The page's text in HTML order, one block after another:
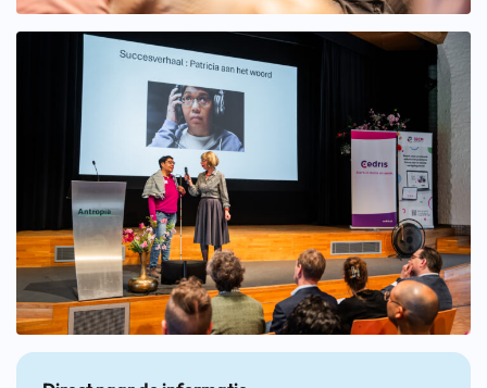
Bekijk afbeelding groter